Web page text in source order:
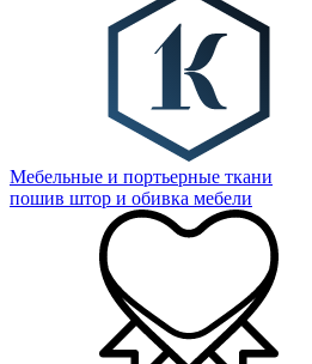
Мебельные и портьерные ткани
пошив штор и обивка мебели